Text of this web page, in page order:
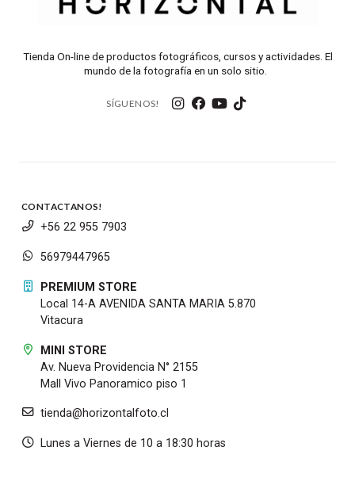
Tienda On-line de productos fotográficos, cursos y actividades. El
mundo de la fotografía en un solo sitio.
SÍGUENOS!
CONTACTANOS!
+56 22 955 7903
56979447965
PREMIUM STORE
Local 14-A AVENIDA SANTA MARIA 5.870
Vitacura
MINI STORE
Av. Nueva Providencia N° 2155
Mall Vivo Panoramico piso 1
tienda@horizontalfoto.cl
Lunes a Viernes de 10 a 18:30 horas